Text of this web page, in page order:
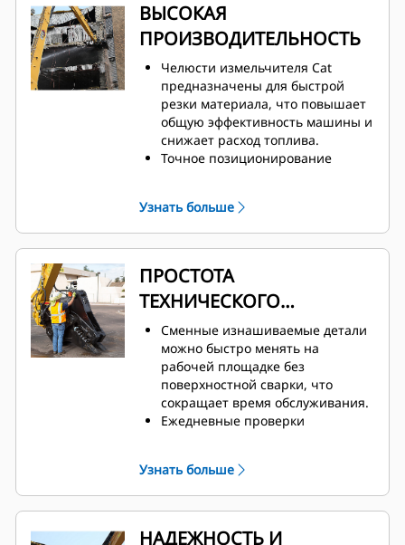
ВЫСОКАЯ
ПРОИЗВОДИТЕЛЬНОСТЬ
Челюсти измельчителя Cat
предназначены для быстрой
резки материала, что повышает
общую эффективность машины и
снижает расход топлива.
Точное позиционирование
возможности вращения на 360° и
видимости подвижной челюсти
во время работ по сносу.
Клапан с технологией Speed
Booster активно балансирует
скорость и мощность. Это
обеспечивает малую
продолжительность цикла и
большое усилие при закрытии,
что повышает
производительность.
Узнать больше
ПРОСТОТА
ТЕХНИЧЕСКОГО
ОБСЛУЖИВАНИЯ
Сменные изнашиваемые детали
можно быстро менять на
рабочей площадке без
поверхностной сварки, что
сокращает время обслуживания.
Ежедневные проверки
снимая измельчитель с машины.
Безопасное выполнение
технического обслуживания
благодаря удобному доступу
Узнать больше
НАДЕЖНОСТЬ И